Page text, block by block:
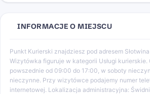
INFORMACJE O MIEJSCU
Punkt Kurierski znajdziesz pod adresem
Wizytówka figuruje w kategorii Usługi
powszednie od 09:00 do 17:00, w soboty
nieczynne. Przy wizytówce podajemy numer
internetowej. Lokalizacja administracyjna: